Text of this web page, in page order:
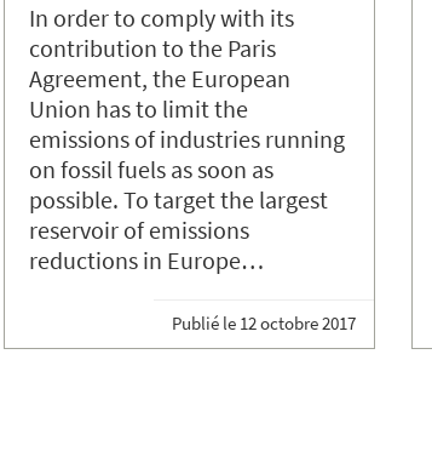
In order to comply with its
contribution to the Paris
Agreement, the European
Union has to limit the
emissions of industries running
on fossil fuels as soon as
possible. To target the largest
reservoir of emissions
reductions in Europe…
Publié le 12 octobre 2017